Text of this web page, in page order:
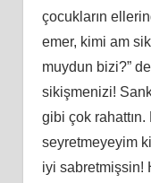
çocukların
emer, kimi am
muydun bizi?”
sikişmenizi!
gibi çok rahattın.
seyretmeyeyim
iyi sabretmişsin!